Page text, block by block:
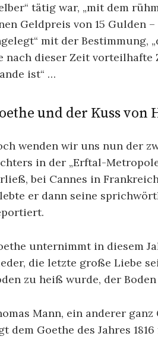
tätig war, „mit dem
Geldpreis von 15 Gulden
mit der Bestimmung,
nach dieser Zeit
ist“ …
und der Kuss von
wenden wir uns nun der
in der „Erftal-
bei Cannes in
er dann seine
unternimmt in diesem
die letzte große Liebe
zu heiß wurde, der
Mann, ein anderer
dem Goethe des Jahres